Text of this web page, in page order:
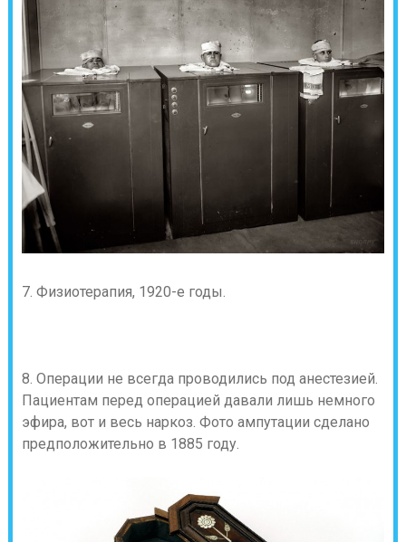
7. Физиотерапия, 1920-е годы.
8. Операции не всегда проводились под анестезией.
Пациентам перед операцией давали лишь немного
эфира, вот и весь наркоз. Фото ампутации сделано
предположительно в 1885 году.